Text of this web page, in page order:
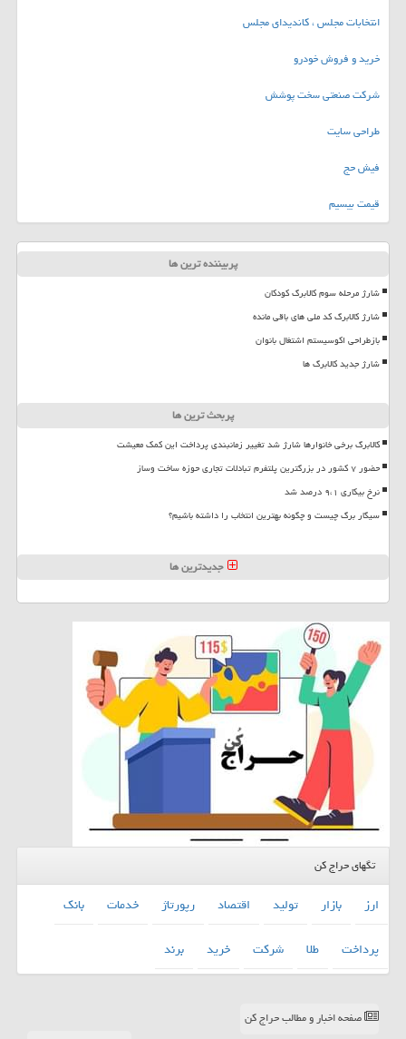
انتخابات مجلس ، کاندیدای مجلس
خرید و فروش خودرو
شرکت صنعتی سخت پوشش
طراحی سایت
فیش حج
قیمت بیسیم
پربیننده ترین ها
شارژ مرحله سوم کالابرگ کودکان
شارژ کالابرگ کد ملی های باقی مانده
بازطراحی اکوسیستم اشتغال بانوان
شارژ جدید کالابرگ ها
پربحث ترین ها
کالابرگ برخی خانوارها شارژ شد تغییر زمانبندی پرداخت این کمک معیشت
حضور ۷ کشور در بزرگترین پلتفرم تبادلات تجاری حوزه ساخت وساز
نرخ بیکاری ۹،۱ درصد شد
سیگار برگ چیست و چگونه بهترین انتخاب را داشته باشیم؟
جدیدترین ها
تگهای حراج کن
ارز بازار تولید اقتصاد رپورتاژ خدمات
بانك
پرداخت
طلا شركت خرید برند
صفحه اخبار و مطالب حراج کن